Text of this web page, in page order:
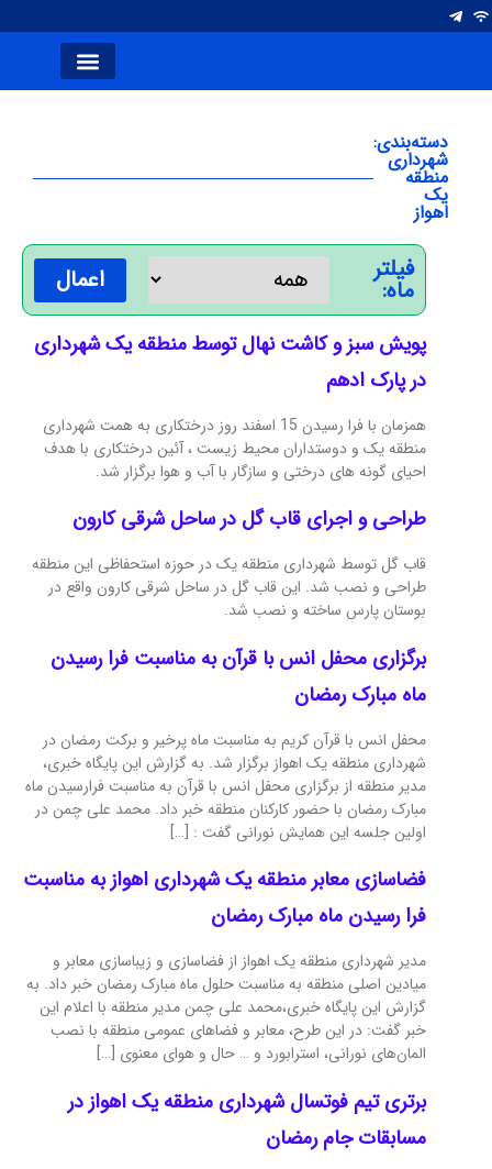
دسته‌بندی:
شهرداری
منطقه
یک
اهواز
فیلتر
ماه: اعمال
پویش سبز و کاشت نهال توسط منطقه یک شهرداری
در پارک ادهم
همزمان با فرا رسیدن 15 اسفند روز درختکاری به همت شهرداری
منطقه یک و دوستداران محیط زیست ، آئین درختکاری با هدف
احیای گونه های درختی و سازگار با آب و هوا برگزار شد.
طراحی و اجرای قاب گل در ساحل شرقی کارون
قاب گل توسط شهرداری منطقه یک در حوزه استحفاظی این منطقه
طراحی و نصب شد. اين قاب گل در ساحل شرقی کارون واقع در
بوستان پارس ساخته و نصب شد.
برگزاری محفل انس با قرآن به مناسبت فرا رسیدن
ماه مبارک رمضان
محفل انس با قرآن کریم به مناسبت ماه پرخیر و برکت رمضان در
شهرداری منطقه یک اهواز برگزار شد. به گزارش این پایگاه خبری،
مدیر منطقه از برگزاری محفل انس با قرآن به مناسبت فرارسیدن ماه
مبارک رمضان با حضور کارکنان منطقه خبر داد. محمد علی چمن در
اولین جلسه این همایش نورانی گفت : […]
فضاسازی معابر منطقه یک شهرداری اهواز به مناسبت
فرا رسیدن ماه مبارک رمضان
مدیر شهرداری منطقه یک اهواز از فضاسازی و زیباسازی معابر و
میادین اصلی منطقه به مناسبت حلول ماه مبارک رمضان خبر داد. به
گزارش این پایگاه خبری،محمد علی چمن مدیر منطقه با اعلام این
خبر گفت: در این طرح، معابر و فضاهای عمومی منطقه با نصب
المان‌های نورانی، استرابورد و … حال و هوای معنوی […]
برتری تیم فوتسال شهرداری منطقه یک اهواز در
مسابقات جام رمضان